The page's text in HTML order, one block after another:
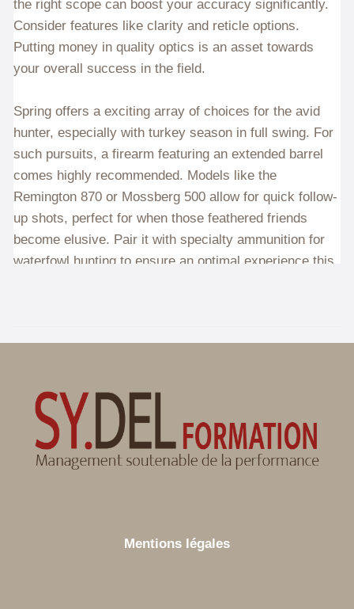
Mentions légales